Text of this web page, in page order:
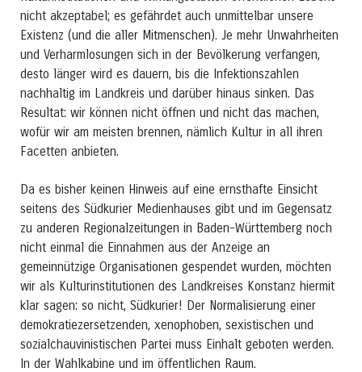
nicht akzeptabel; es gefährdet auch unmittelbar unsere
Existenz (und die aller Mitmenschen). Je mehr Unwahrheiten
und Verharmlosungen sich in der Bevölkerung verfangen,
desto länger wird es dauern, bis die Infektionszahlen
nachhaltig im Landkreis und darüber hinaus sinken. Das
Resultat: wir können nicht öffnen und nicht das machen,
wofür wir am meisten brennen, nämlich Kultur in all ihren
Facetten anbieten.
Da es bisher keinen Hinweis auf eine ernsthafte Einsicht
seitens des Südkurier Medienhauses gibt und im Gegensatz
zu anderen Regionalzeitungen in Baden-Württemberg noch
nicht einmal die Einnahmen aus der Anzeige an
gemeinnützige Organisationen gespendet wurden, möchten
wir als Kulturinstitutionen des Landkreises Konstanz hiermit
klar sagen: so nicht, Südkurier! Der Normalisierung einer
demokratiezersetzenden, xenophoben, sexistischen und
sozialchauvinistischen Partei muss Einhalt geboten werden.
In der Wahlkabine und im öffentlichen Raum.